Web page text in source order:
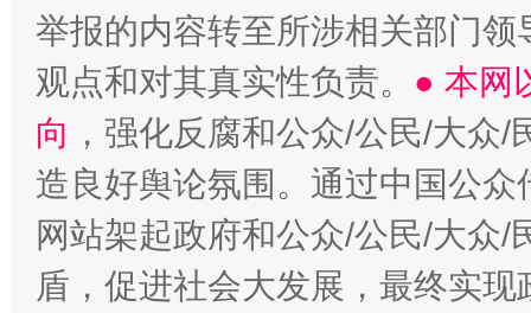
举报的内容转至所涉相关部门
观点和对其真实性负责。 ● 本网
向 ，强化反腐和公众/公民/大众
造良好舆论氛围。通过中国公
网站架起政府和公众/公民/大众
盾，促进社会大发展，最终实